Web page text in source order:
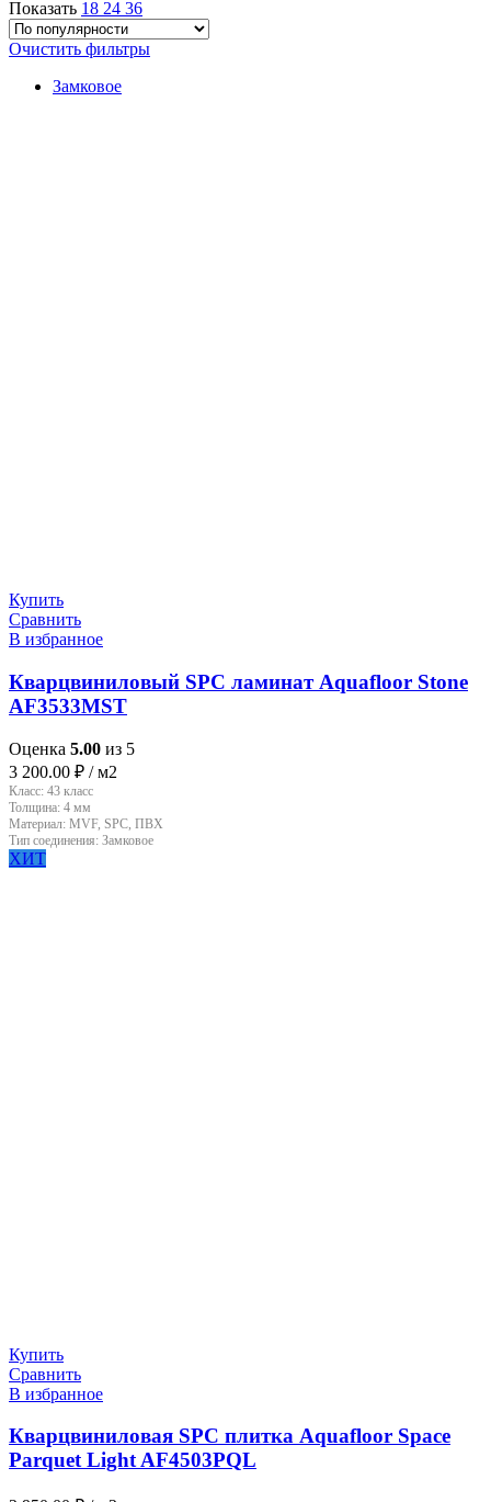
Показать 18 24 36
Очистить фильтры
Замковое
Купить
Сравнить
В избранное
Кварцвиниловый SPC ламинат Aquafloor Stone
AF3533MST
Оценка 5.00 из 5
3 200.00 ₽ / м2
Класс: 43 класс
Толщина: 4 мм
Материал: MVF, SPC, ПВХ
Тип соединения: Замковое
ХИТ
Купить
Сравнить
В избранное
Кварцвиниловая SPC плитка Aquafloor Space
Parquet Light AF4503PQL